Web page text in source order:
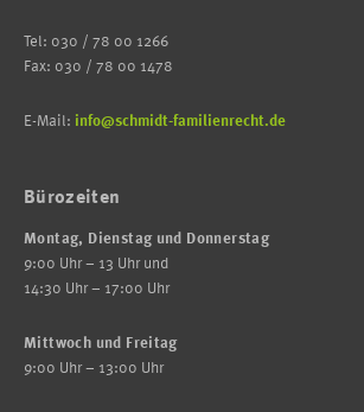
Tel: 030 / 78 00 1266
Fax: 030 / 78 00 1478
E-Mail: info@schmidt-familienrecht.de
Bürozeiten
Montag, Dienstag und Donnerstag
9:00 Uhr – 13 Uhr und
14:30 Uhr – 17:00 Uhr
Mittwoch und Freitag
9:00 Uhr – 13:00 Uhr